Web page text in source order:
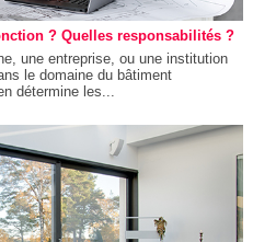
? Quelles responsabilités ?
une entreprise, ou une institution
le domaine du bâtiment
détermine les...